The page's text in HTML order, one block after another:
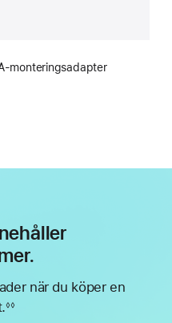
monteringsadapter
när du köper en
◊◊